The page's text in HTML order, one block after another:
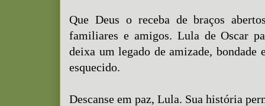
Que Deus o receba de braços
familiares e amigos. Lula de Oscar
deixa um legado de amizade, bondade
esquecido.
Descanse em paz, Lula. Sua história